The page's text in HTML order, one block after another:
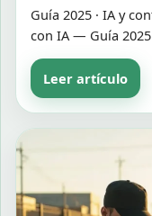
Guía 2025 · IA y
con IA — Guía
Leer artículo